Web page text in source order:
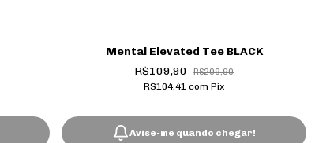
Mental Elevated Tee BLACK
R$109,90
R$209,90
R$104,41com Pix
Avise-me quando chegar!